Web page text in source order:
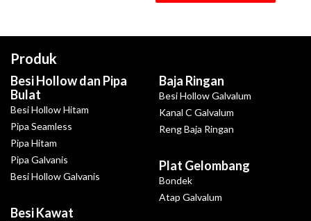
Produk
Besi Hollow dan Pipa
Bulat
Besi Hollow Hitam
Pipa Seamless
Pipa Hitam
Pipa Galvanis
Besi Hollow Galvanis
Besi Kawat
Baja Ringan
Besi Hollow Galvalum
Kanal C Galvalum
Reng Baja Ringan
Plat Gelombang
Bondek
Atap Galvalum